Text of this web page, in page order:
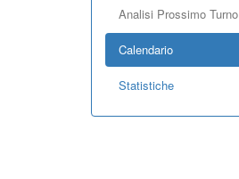
Analisi Prossimo Turno
Calendario
Statistiche